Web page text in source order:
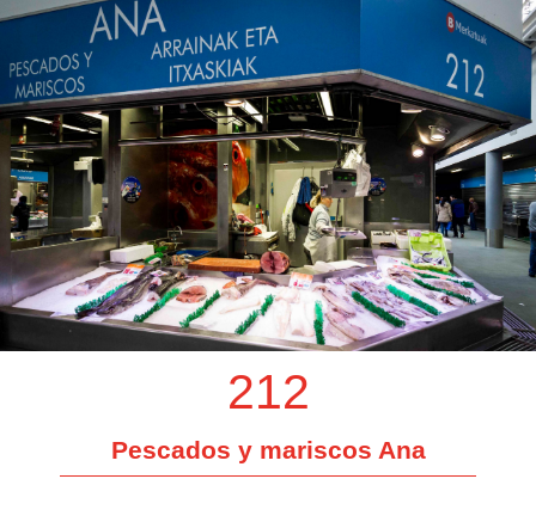
212
Pescados y mariscos Ana